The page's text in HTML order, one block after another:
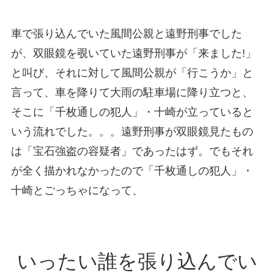
車で張り込んでいた風間公親と遠野刑事でした
が、双眼鏡を覗いていた遠野刑事が「来ました!」
と叫び、それに対して風間公親が「行こうか」と
言って、車を降りて大雨の駐車場に降り立つと、
そこに「千枚通しの犯人」・十崎が立っていると
いう流れでした。。。遠野刑事が双眼鏡見たもの
は「宝石強盗の容疑者」であったはず。でもそれ
が全く描かれなかったので「千枚通しの犯人」・
十崎とごっちゃになって、
いったい誰を張り込んでい